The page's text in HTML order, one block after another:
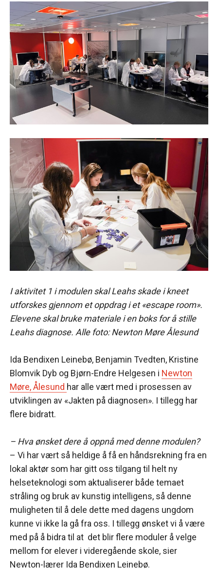
I aktivitet 1 i modulen skal Leahs skade i kneet
utforskes gjennom et oppdrag i et «escape room».
Elevene skal bruke materiale i en boks for å stille
Leahs diagnose. Alle foto: Newton Møre Ålesund
Ida Bendixen Leinebø, Benjamin Tvedten, Kristine
Blomvik Dyb og Bjørn-Endre Helgesen i Newton
Møre, Ålesund har alle vært med i prosessen av
utviklingen av «Jakten på diagnosen». I tillegg har
flere bidratt.
– Hva ønsket dere å oppnå med denne modulen?
– Vi har vært så heldige å få en håndsrekning fra en
lokal aktør som har gitt oss tilgang til helt ny
helseteknologi som aktualiserer både temaet
stråling og bruk av kunstig intelligens, så denne
muligheten til å dele dette med dagens ungdom
kunne vi ikke la gå fra oss. I tillegg ønsket vi å være
med på å bidra til at det blir flere moduler å velge
mellom for elever i videregående skole, sier
Newton-lærer Ida Bendixen Leinebø.